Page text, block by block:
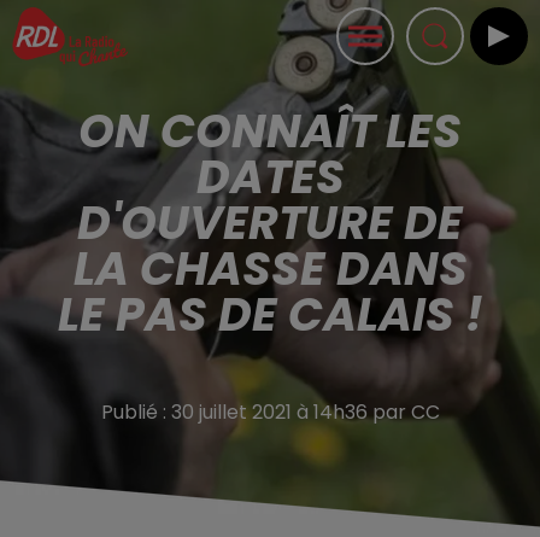
ON CONNAÎT LES
DATES
D'OUVERTURE DE
LA CHASSE DANS
LE PAS DE CALAIS !
Publié : 30 juillet 2021 à 14h36 par CC